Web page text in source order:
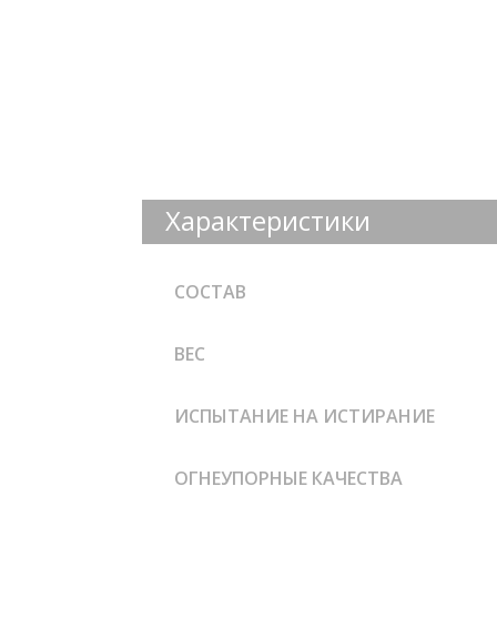
Характеристики
СОСТАВ
ВЕС
ИСПЫТАНИЕ НА ИСТИРАНИЕ
ОГНЕУПОРНЫЕ КАЧЕСТВА